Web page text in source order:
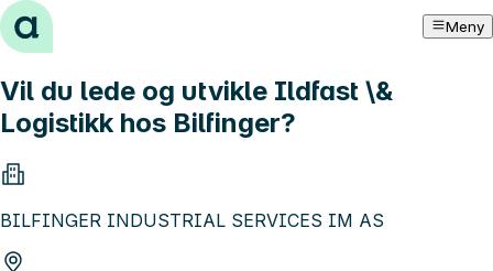
Hopp til innhold Meny
Vil du lede og utvikle Ildfast \&
Logistikk hos Bilfinger?
BILFINGER INDUSTRIAL SERVICES IM AS